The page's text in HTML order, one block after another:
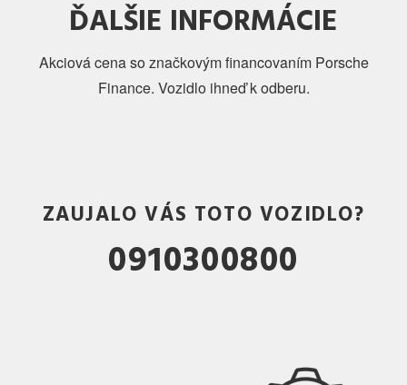
ĎALŠIE INFORMÁCIE
Akciová cena so značkovým financovaním Porsche
Finance. Vozidlo ihneď k odberu.
ZAUJALO VÁS TOTO VOZIDLO?
0910300800